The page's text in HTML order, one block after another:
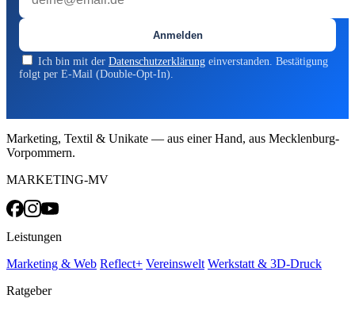
Anmelden
Ich bin mit der Datenschutzerklärung einverstanden. Bestätigung
folgt per E-Mail (Double-Opt-In).
Marketing, Textil & Unikate — aus einer Hand, aus Mecklenburg-
Vorpommern.
MARKETING-MV
Leistungen
Marketing & Web Reflect+ Vereinswelt Werkstatt & 3D-Druck
Ratgeber